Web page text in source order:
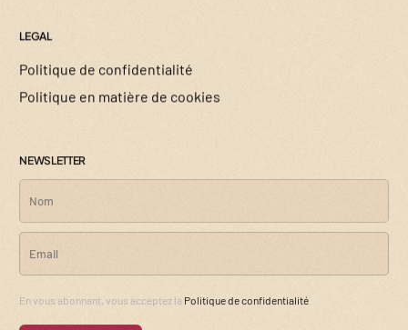
LEGAL
Politique de confidentialité
Politique en matière de cookies
NEWSLETTER
En vous abonnant, vous acceptez la Politique de confidentialité